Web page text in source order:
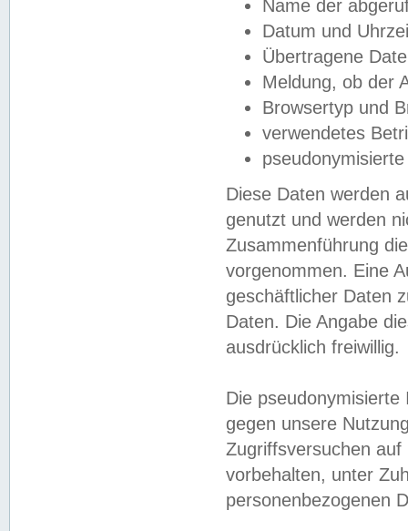
Name der
Datum und
Übertragene
Meldung, ob der
Browsertyp und
verwendetes
Diese Daten werden
genutzt und werden
Zusammenführung
vorgenommen. Eine
geschäftlicher Daten
Daten. Die Angabe
ausdrücklich freiwillig.
Die
gegen unsere
Zugriffsversuchen
vorbehalten, unter
personenbezogenen